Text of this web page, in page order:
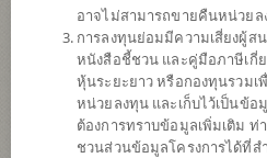
อาจไม่สามารถขายคืนหน่วย
การลงทุนย่อมมีความเสี่ยงผู้
หนังสือชี้ชวน และคู่มือภาษีเกี่
หุ้นระยะยาว หรือกองทุนรวมเ
หน่วยลงทุน และเก็บไว้เป็นข้อ
ต้องการทราบข้อมูลเพิ่มเติม
ชวนส่วนข้อมูลโครงการได้ที่ส